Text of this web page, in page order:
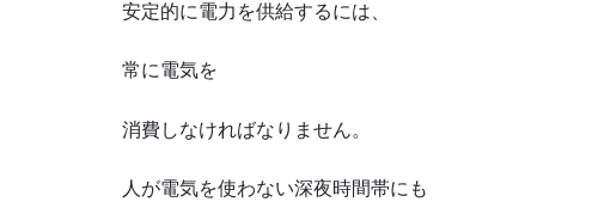
安定的に電力を供給するには、
常に電気を
消費しなければなりません。
人が電気を使わない深夜時間帯にも